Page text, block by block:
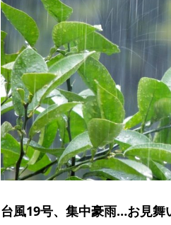
台風19号、集中豪雨…お見舞